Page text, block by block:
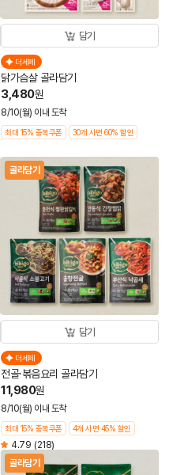
담기
더세페
닭가슴살 골라담기
3,480원
8/10(월) 이내 도착
최대 15% 중복쿠폰 30개 사면 60% 할인
골라담기
담기
더세페
전골·볶음요리 골라담기
11,980원
8/10(월) 이내 도착
최대 15% 중복쿠폰 4개 사면 45% 할인
4.79 (218)
골라담기